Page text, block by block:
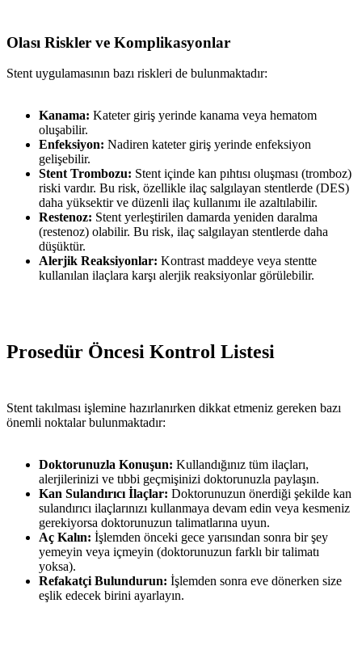
Olası Riskler ve Komplikasyonlar
Stent uygulamasının bazı riskleri de bulunmaktadır:
Kanama: Kateter giriş yerinde kanama veya hematom
oluşabilir.
Enfeksiyon: Nadiren kateter giriş yerinde enfeksiyon
gelişebilir.
Stent Trombozu: Stent içinde kan pıhtısı oluşması (tromboz)
riski vardır. Bu risk, özellikle ilaç salgılayan stentlerde (DES)
daha yüksektir ve düzenli ilaç kullanımı ile azaltılabilir.
Restenoz: Stent yerleştirilen damarda yeniden daralma
(restenoz) olabilir. Bu risk, ilaç salgılayan stentlerde daha
düşüktür.
Alerjik Reaksiyonlar: Kontrast maddeye veya stentte
kullanılan ilaçlara karşı alerjik reaksiyonlar görülebilir.
Prosedür Öncesi Kontrol Listesi
Stent takılması işlemine hazırlanırken dikkat etmeniz gereken bazı
önemli noktalar bulunmaktadır:
Doktorunuzla Konuşun: Kullandığınız tüm ilaçları,
alerjilerinizi ve tıbbi geçmişinizi doktorunuzla paylaşın.
Kan Sulandırıcı İlaçlar: Doktorunuzun önerdiği şekilde kan
sulandırıcı ilaçlarınızı kullanmaya devam edin veya kesmeniz
gerekiyorsa doktorunuzun talimatlarına uyun.
Aç Kalın: İşlemden önceki gece yarısından sonra bir şey
yemeyin veya içmeyin (doktorunuzun farklı bir talimatı
yoksa).
Refakatçi Bulundurun: İşlemden sonra eve dönerken size
eşlik edecek birini ayarlayın.